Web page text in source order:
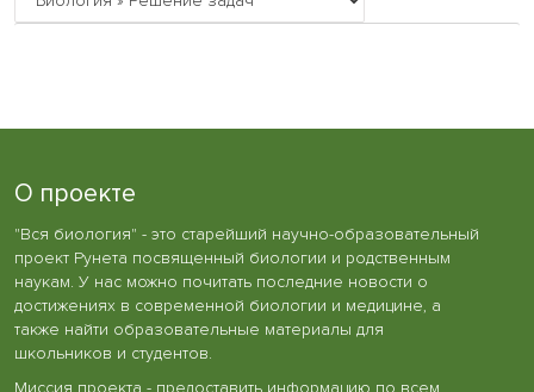
О проекте
"Вся биология" - это старейший научно-образовательный
проект Рунета посвященный биологии и родственным
наукам. У нас можно почитать последние новости о
достижениях в современной биологии и медицине, а
также найти образовательные материалы для
школьников и студентов.
Миссия проекта - предоставить информацию по всем